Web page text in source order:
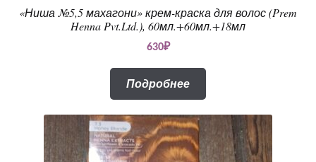
«Ниша №5,5 махагони» крем-краска для волос (Prem
Henna Pvt.Ltd.), 60мл.+60мл.+18мл
630₽
Подробнее